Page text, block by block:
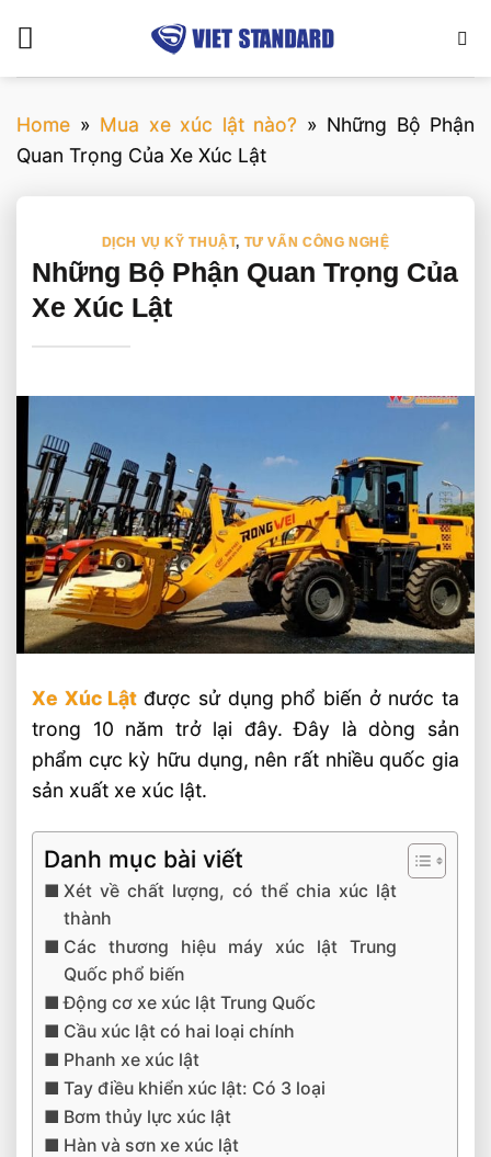
qua
nội
Home » Mua xe xúc lật nào? » Những Bộ Phận
Quan Trọng Của Xe Xúc Lật
DỊCH VỤ KỸ THUẬT, TƯ VẤN CÔNG NGHỆ
Những Bộ Phận Quan Trọng Của
Xe Xúc Lật
Xe Xúc Lật được sử dụng phổ biến ở nước ta
trong 10 năm trở lại đây. Đây là dòng sản
phẩm cực kỳ hữu dụng, nên rất nhiều quốc gia
sản xuất xe xúc lật.
Danh mục bài viết
Xét về chất lượng, có thể chia xúc lật
thành
Các thương hiệu máy xúc lật Trung
Quốc phổ biến
Động cơ xe xúc lật Trung Quốc
Cầu xúc lật có hai loại chính
Phanh xe xúc lật
Tay điều khiển xúc lật: Có 3 loại
Bơm thủy lực xúc lật
Hàn và sơn xe xúc lật